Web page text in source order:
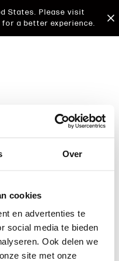
Over
cookies
en advertenties te
social media te bieden
Ook delen we
site met onze
States. Please visit
a better experience.
An error report has
the website. If the
a moment or
browser.